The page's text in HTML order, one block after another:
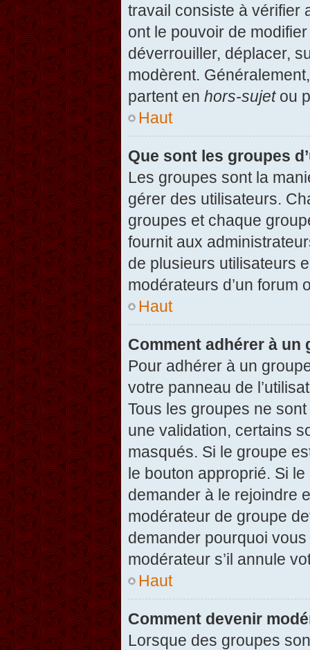
travail consiste à vérifier
ont le pouvoir de
déverrouiller, déplacer,
modèrent.
partent en hors-sujetou
Haut
Que sont les groupes
Les groupes sont la
gérer des utilisateurs.
groupes et chaque
fournit aux
de plusieurs utilisateurs
modérateurs d’un forum
Haut
Comment adhérer à un
Pour adhérer à un
votre panneau de
Tous les groupes ne
une validation, certains
masqués. Si le groupe
le bouton approprié. Si
demander à le rejoindre
modérateur de groupe
demander pourquoi
modérateur s’il annule
Haut
Comment devenir
Lorsque des groupes